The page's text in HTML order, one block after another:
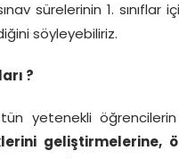
sürelerinin 1. sınıflar
söyleyebiliriz.
?
yetenekli
geliştirmelerine,